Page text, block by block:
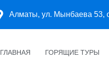
Алматы, ул. Мынбаева 53,
ГЛАВНАЯ ГОРЯЩИЕ ТУРЫ